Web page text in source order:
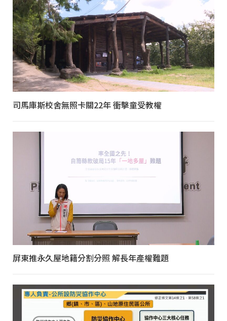
司馬庫斯校舍無照卡關22年 衝擊童受教權
屏東推永久屋地籍分割分照 解長年產權難題